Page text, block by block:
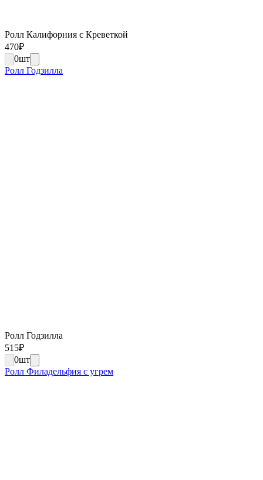
Ролл Калифорния с Креветкой
470₽
0шт
Ролл Годзилла
Ролл Годзилла
515₽
0шт
Ролл Филадельфия с угрем